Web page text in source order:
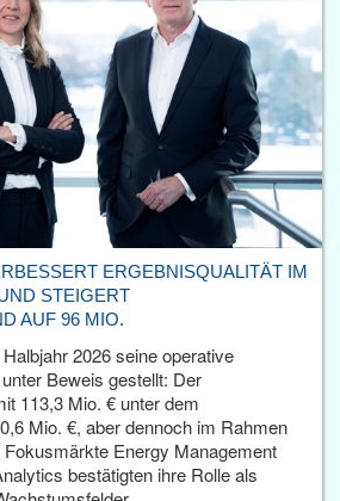
ERGEBNISQUALITÄT IM
STEIGERT
AUF 96 MIO.
2026 seine operative
Beweis gestellt: Der
113,3 Mio. € unter dem
Mio. €, aber dennoch im Rahmen
Energy Management
bestätigten ihre Rolle als